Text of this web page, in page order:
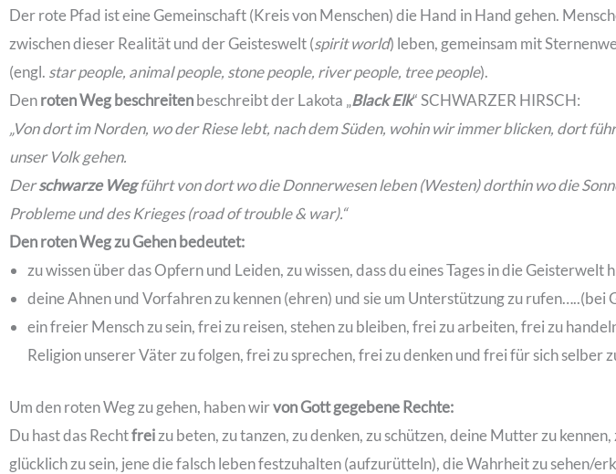
Der rote Pfad ist eine Gemeinschaft (Kreis von Menschen) die Hand in Hand gehen.
zwischen dieser Realität und der Geisteswelt (spirit world) leben, gemeinsam mit
(engl. star people, animalpeople, stone people, river people, tree people).
Denroten Weg beschreitenbeschreibt der Lakota „Black Elk“ SCHWARZER HIRSCH:
„Von dort im Norden, wo der Riese lebt, nach dem Süden, wohin wir immer blicken, dort
unser Volk gehen.
Derschwarze Wegführt von dort wo die Donnerwesen leben (Westen) dorthin wo die
Probleme und des Krieges (road of trouble & war).“
Den roten Weg zu Gehen bedeutet:
zu wissen über das Opfern und Leiden, zu wissen, dass du eines Tages in die
deine Ahnen und Vorfahren zu kennen (ehren) und sie um Unterstützung zu
ein freier Mensch zu sein, frei zu reisen, stehen zu bleiben, frei zu arbeiten, frei zu
Religion unserer Väter zu folgen, frei zu sprechen, frei zu denken und frei für sich selber
Um den roten Weg zu gehen, haben wirvon Gott gegebene Rechte:
Du hast das Rechtfreizu beten, zu tanzen, zu denken, zu schützen, deine Mutter zu
glücklich zu sein, jene die falsch leben festzuhalten (aufzurütteln), die Wahrheit zu sehen/